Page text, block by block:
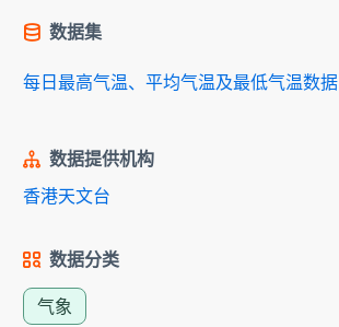
数据集
每日最高气温、平均气温及最低气温数据
数据提供机构
香港天文台
数据分类
气象